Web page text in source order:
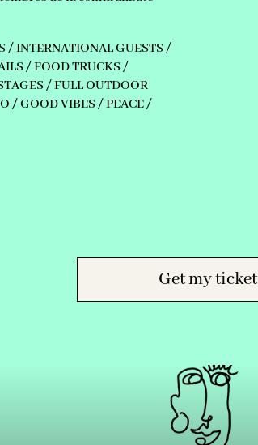
/ INTERNATIONAL GUESTS /
/ FOOD TRUCKS /
/ FULL OUTDOOR
/ GOOD VIBES / PEACE /
Get my ticket